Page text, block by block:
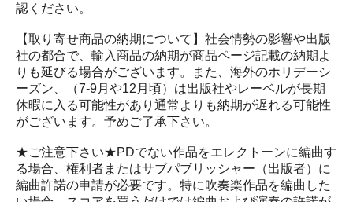
認ください。
【取り寄せ商品の納期について】社会情勢の影響や出版
社の都合で、輸入商品の納期が商品ページ記載の納期よ
りも延びる場合がございます。また、海外のホリデーシ
ーズン、（7-9月や12月頃）は出版社やレーベルが長期
休暇に入る可能性があり通常よりも納期が遅れる可能性
がございます。予めご了承下さい。
★ご注意下さい★PDでない作品をエレクトーンに編曲す
る場合、権利者またはサブパブリッシャー（出版者）に
編曲許諾の申請が必要です。特に吹奏楽作品を編曲した